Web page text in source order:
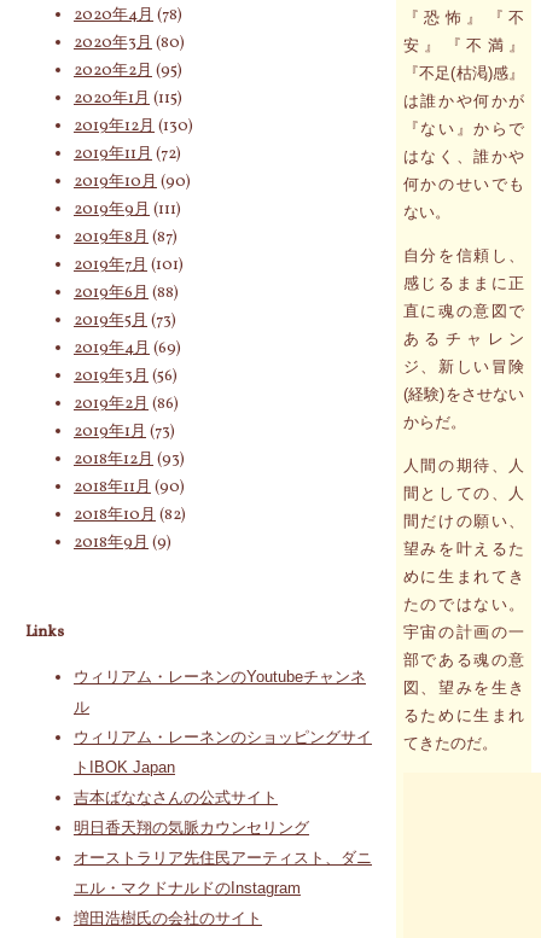
『恐怖』『不
安』『不満』
『不足(枯渇)感』
は誰かや何かが
『ない』からで
はなく、誰かや
何かのせいでも
ない。
自分を信頼し、
感じるままに正
直に魂の意図で
あるチャレン
ジ、新しい冒険
(経験)をさせない
からだ。
人間の期待、人
間としての、人
間だけの願い、
望みを叶えるた
めに生まれてき
たのではない。
宇宙の計画の一
部である魂の意
図、望みを生き
るために生まれ
てきたのだ。
2020年4月 (78)
2020年3月 (80)
2020年2月 (95)
2020年1月 (115)
2019年12月 (130)
2019年11月 (72)
2019年10月 (90)
2019年9月 (111)
2019年8月 (87)
2019年7月 (101)
2019年6月 (88)
2019年5月 (73)
2019年4月 (69)
2019年3月 (56)
2019年2月 (86)
2019年1月 (73)
2018年12月 (93)
2018年11月 (90)
2018年10月 (82)
2018年9月 (9)
Links
ウィリアム・レーネンのYoutubeチャンネ
ル
ウィリアム・レーネンのショッピングサイ
トIBOK Japan
吉本ばななさんの公式サイト
明日香天翔の気脈カウンセリング
オーストラリア先住民アーティスト、ダニ
エル・マクドナルドのInstagram
増田浩樹氏の会社のサイト